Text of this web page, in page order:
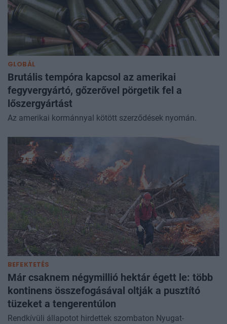
GLOBÁL
Brutális tempóra kapcsol az amerikai
fegyvergyártó, gőzerővel pörgetik fel a
lőszergyártást
Az amerikai kormánnyal kötött szerződések nyomán.
BEFEKTETÉS
Már csaknem négymillió hektár égett le: több
kontinens összefogásával oltják a pusztító
tüzeket a tengerentúlon
Rendkívüli állapotot hirdettek szombaton Nyugat-